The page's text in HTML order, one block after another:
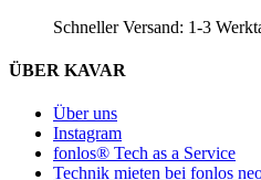
Schneller Versand: 1-3
ÜBER KAVAR
Über uns
Instagram
fonlos® Tech as a Service
Technik mieten bei fonlos